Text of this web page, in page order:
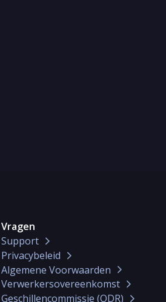
Vragen
Support
Privacybeleid
Algemene Voorwaarden
Verwerkersovereenkomst
Geschillencommissie (ODR)